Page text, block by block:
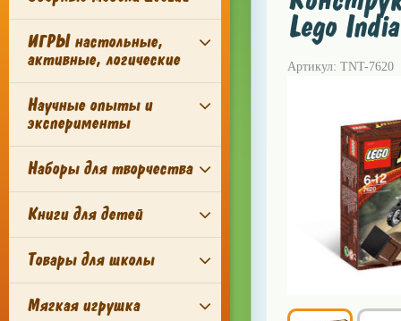
ИГРЫ настольные,
активные, логические
Научные опыты и
эксперименты
Наборы для творчества
Книги для детей
Товары для школы
Мягкая игрушка
Lego
Артикул: TNT-7620